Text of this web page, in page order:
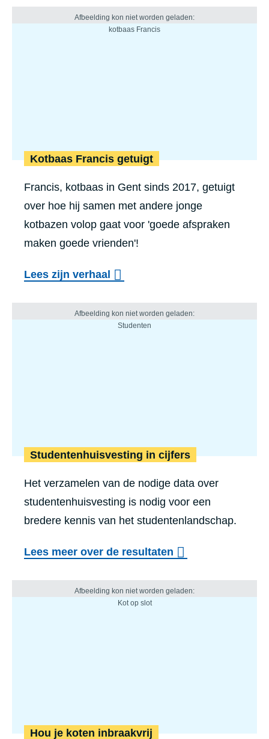
Kotbaas Francis getuigt
Francis, kotbaas in Gent sinds 2017, getuigt
over hoe hij samen met andere jonge
kotbazen volop gaat voor 'goede afspraken
maken goede vrienden'!
Lees zijn verhaal
Studentenhuisvesting in cijfers
Het verzamelen van de nodige data over
studentenhuisvesting is nodig voor een
bredere kennis van het studentenlandschap.
Lees meer over de resultaten
Hou je koten inbraakvrij